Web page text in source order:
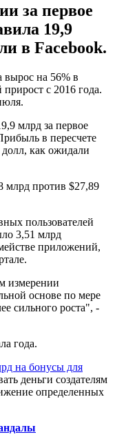
за первое
19,9
в Facebook.
вырос на 56% в
с 2016 года.
млрд за первое
в пересчете
как ожидали
млрд против $27,89
пользователей
3,51 млрд
приложений,
измерении
основе по мере
сильного роста", -
года.
на бонусы для
деньги создателям
определенных